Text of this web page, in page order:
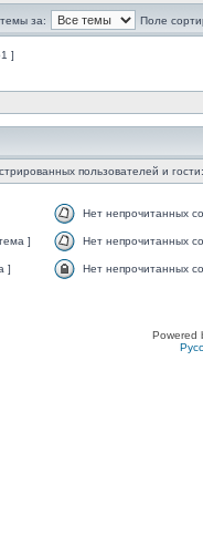
за: Поле
]
пользователей и
Нет непрочитанных
] Нет непрочитанных
] Нет непрочитанных
Powered